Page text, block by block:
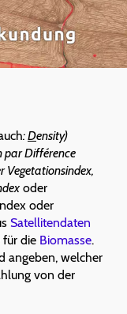
:Density)
par Différence
Vegetationsindex,
oder
oder
Satellitendaten
für die Biomasse.
angeben, welcher
von der